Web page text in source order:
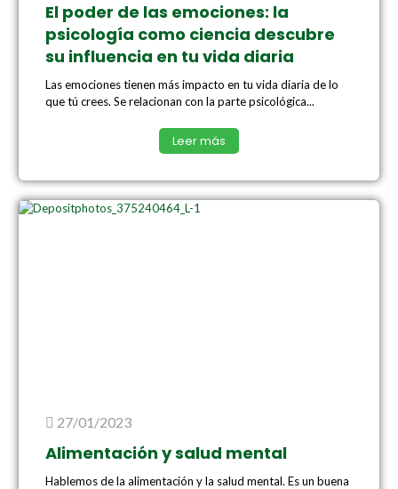
El poder de las emociones: la
psicología como ciencia descubre
su influencia en tu vida diaria
Las emociones tienen más impacto en tu vida diaria de lo
que tú crees. Se relacionan con la parte psicológica...
Leer más
27/01/2023
Alimentación y salud mental
Hablemos de la alimentación y la salud mental. Es un buena